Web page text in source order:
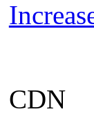
CDN